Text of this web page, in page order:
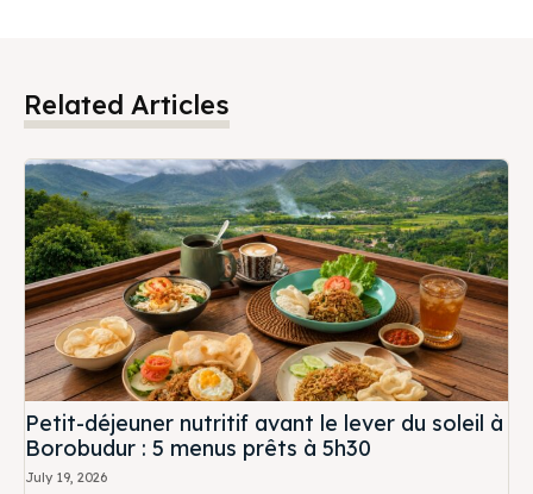
Related Articles
Petit-déjeuner nutritif avant le lever du soleil à
Borobudur : 5 menus prêts à 5h30
July 19, 2026